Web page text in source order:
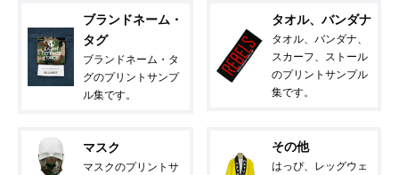
ブランドネーム・
タグ
ブランドネーム・タ
グのプリントサンプ
ル集です。
タオル、バンダナ
タオル、バンダナ、
スカーフ、ストール
のプリントサンプル
集です。
マスク
マスクのプリントサ
その他
はっぴ、レッグウェ